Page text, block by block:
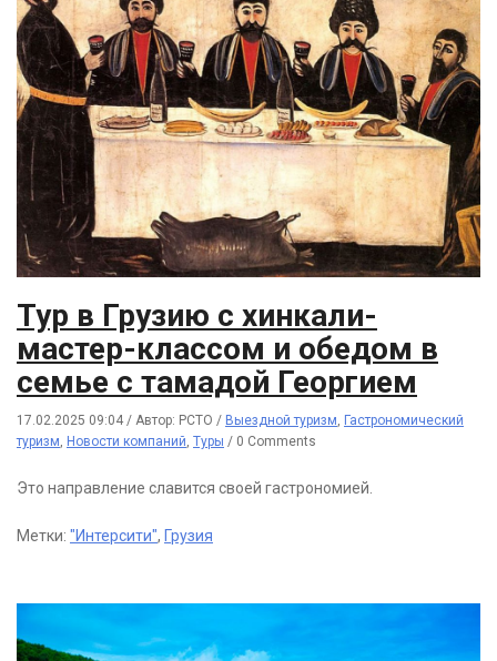
Тур в Грузию с хинкали-
мастер-классом и обедом в
семье с тамадой Георгием
17.02.2025 09:04 / Автор: РСТО / Выездной туризм, Гастрономический
туризм, Новости компаний, Туры / 0 Comments
Это направление славится своей гастрономией.
Метки: "Интерсити", Грузия